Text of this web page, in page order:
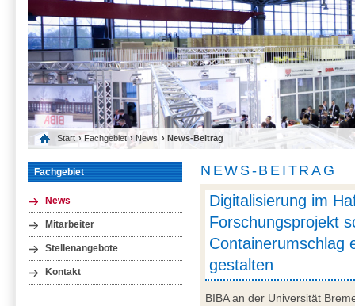
Start › Fachgebiet › News › News-Beitrag
Fachgebiet
News
Mitarbeiter
Stellenangebote
Kontakt
NEWS-BEITRAG
Digitalisierung im
Forschungsprojekt
Containerumschlag
gestalten
BIBA an der Universität